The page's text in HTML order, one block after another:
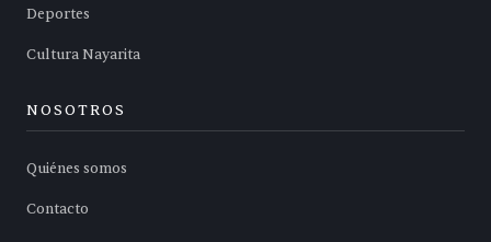
Deportes
Cultura Nayarita
NOSOTROS
Quiénes somos
Contacto